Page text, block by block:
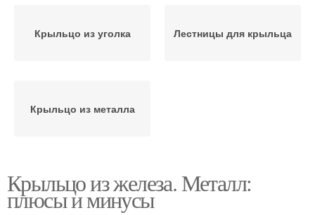
Крыльцо из уголка Лестницы для крыльца
Крыльцо из металла
Крыльцо из железа. Металл:
плюсы и минусы